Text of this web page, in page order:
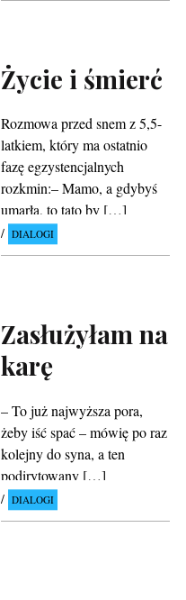
Życie i śmierć
Rozmowa przed snem z 5,5-
latkiem, który ma ostatnio
fazę egzystencjalnych
rozkmin:– Mamo, a gdybyś
umarła, to tato by […]
DIALOGI
Zasłużyłam na
karę
– To już najwyższa pora,
żeby iść spać – mówię po raz
kolejny do syna, a ten
podirytowany […]
DIALOGI